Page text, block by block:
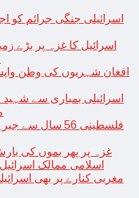
اسرائیلی جنگی جرائم
اسرائیل کا غزہ پر بڑے
فلسطینی 56
اسلامی ممالک